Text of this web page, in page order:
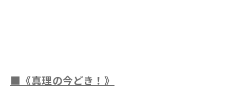
■《真理の今どき！》